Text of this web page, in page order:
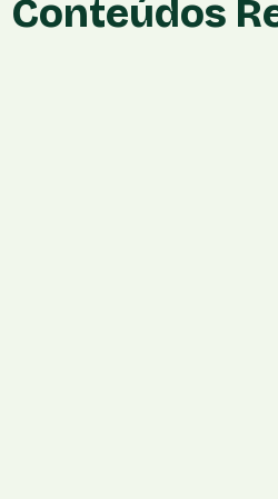
Conteúdos